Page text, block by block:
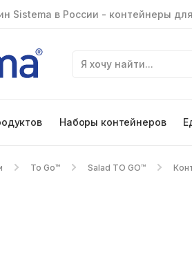
Sistema в России - контейнеры
Наборы контейнеров
To Go™ Salad TO GO™